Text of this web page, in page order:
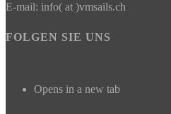
E-mail: info( at )vmsails.ch
FOLGEN SIE UNS
Opens in a new tab